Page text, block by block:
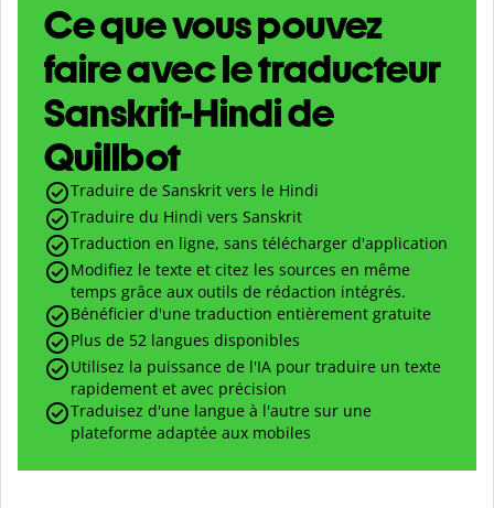
Ce que vous pouvez
faire avec le traducteur
Sanskrit-Hindi de
Quillbot
Traduire de Sanskrit vers le Hindi
Traduire du Hindi vers Sanskrit
Traduction en ligne, sans télécharger d'application
Modifiez le texte et citez les sources en même
temps grâce aux outils de rédaction intégrés.
Bénéficier d'une traduction entièrement gratuite
Plus de 52 langues disponibles
Utilisez la puissance de l'IA pour traduire un texte
rapidement et avec précision
Traduisez d'une langue à l'autre sur une
plateforme adaptée aux mobiles